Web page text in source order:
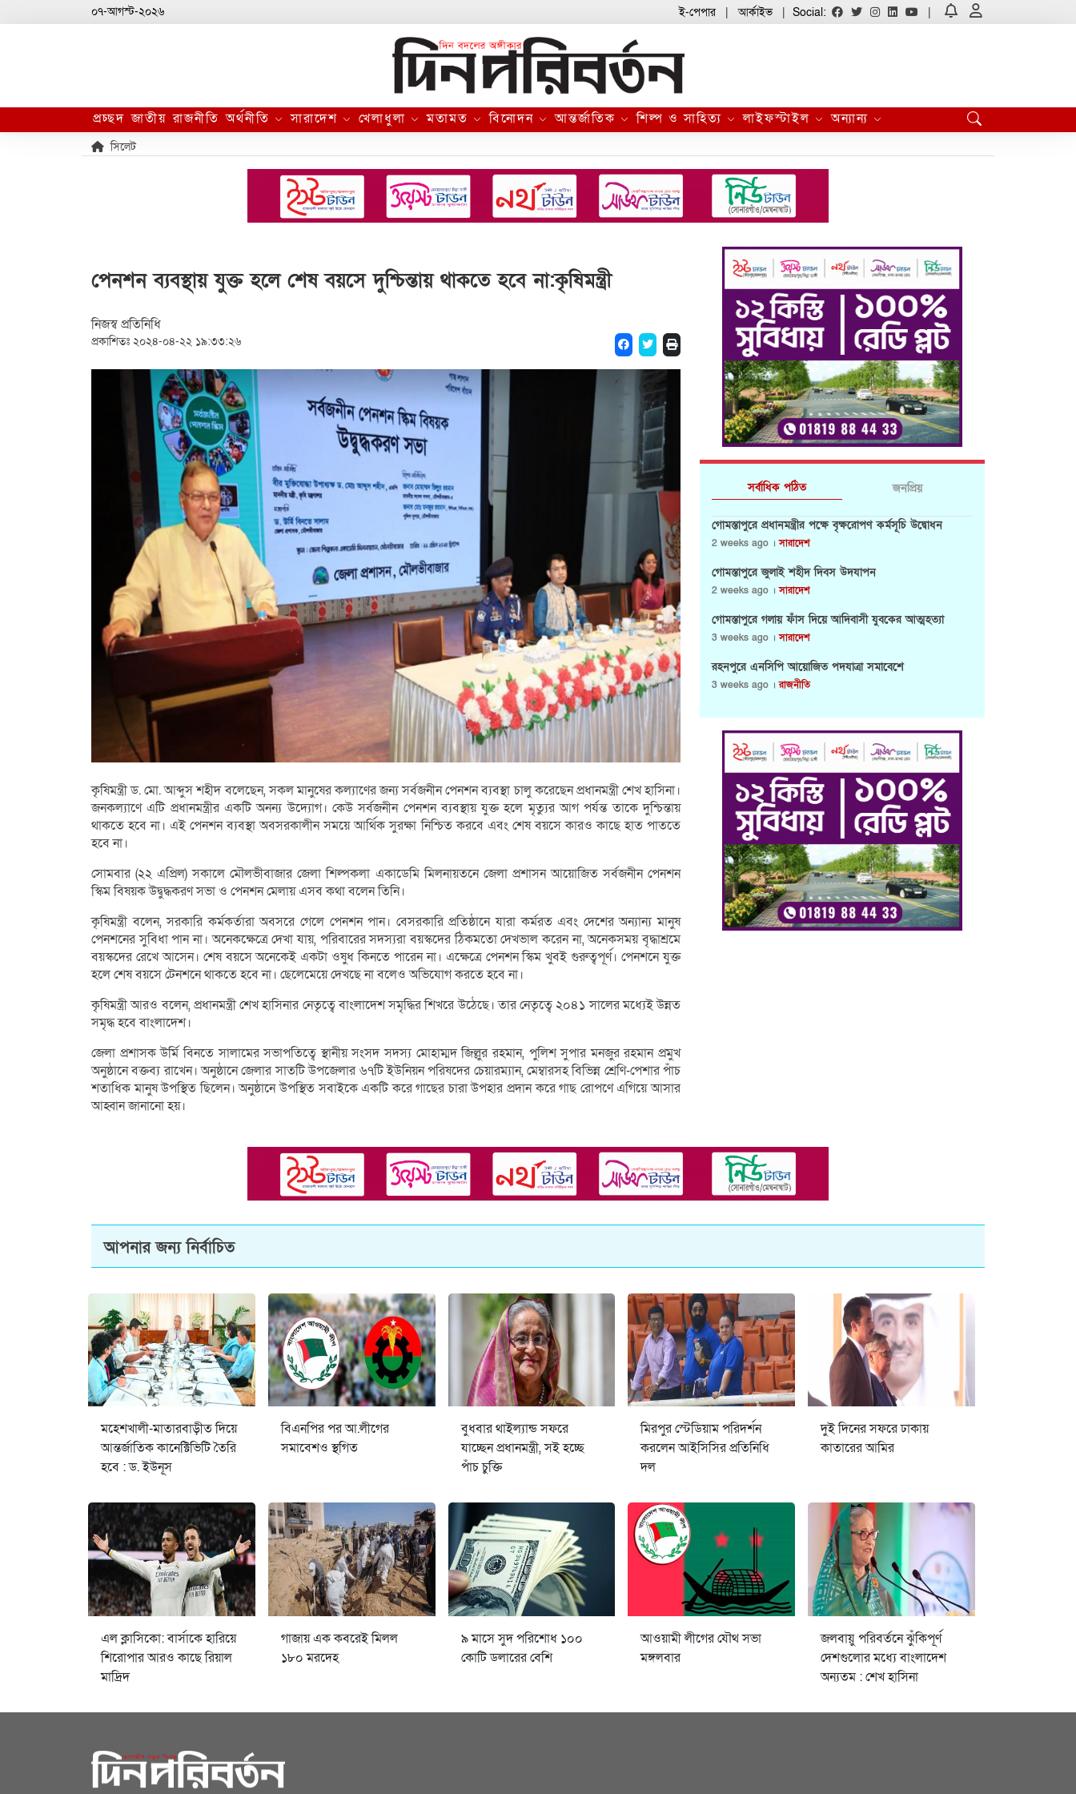
০৭-আগস্ট-২০২৬ ই-পেপার আর্কাইভ Social:
প্রচ্ছদ জাতীয় রাজনীতি অর্থনীতি সারাদেশ খেলাধুলা মতামত বিনোদন আন্তর্জাতিক শিল্প ও সাহিত্য লাইফস্টাইল অন্যান্য
সিলেট
পেনশন ব্যবস্থায় যুক্ত হলে শেষ বয়সে দুশ্চিন্তায় থাকতে হবে না:কৃষিমন্ত্রী
নিজস্ব প্রতিনিধি
প্রকাশিতঃ ২০২৪-০৪-২২ ১৯:৩৩:২৬
কৃষিমন্ত্রী ড. মো. আব্দুস শহীদ বলেছেন, সকল মানুষের কল্যাণের জন্য সর্বজনীন পেনশন ব্যবস্থা চালু করেছেন প্রধানমন্ত্রী শেখ হাসিনা।
জনকল্যাণে এটি প্রধানমন্ত্রীর একটি অনন্য উদ্যোগ। কেউ সর্বজনীন পেনশন ব্যবস্থায় যুক্ত হলে মৃত্যুর আগ পর্যন্ত তাকে দুশ্চিন্তায়
থাকতে হবে না। এই পেনশন ব্যবস্থা অবসরকালীন সময়ে আর্থিক সুরক্ষা নিশ্চিত করবে এবং শেষ বয়সে কারও কাছে হাত পাততে
হবে না।
সোমবার (২২ এপ্রিল) সকালে মৌলভীবাজার জেলা শিল্পকলা একাডেমি মিলনায়তনে জেলা প্রশাসন আয়োজিত সর্বজনীন পেনশন
স্কিম বিষয়ক উদ্বুদ্ধকরণ সভা ও পেনশন মেলায় এসব কথা বলেন তিনি।
কৃষিমন্ত্রী বলেন, সরকারি কর্মকর্তারা অবসরে গেলে পেনশন পান। বেসরকারি প্রতিষ্ঠানে যারা কর্মরত এবং দেশের অন্যান্য মানুষ
পেনশনের সুবিধা পান না। অনেকক্ষেত্রে দেখা যায়, পরিবারের সদস্যরা বয়স্কদের ঠিকমতো দেখভাল করেন না, অনেকসময় বৃদ্ধাশ্রমে
বয়স্কদের রেখে আসেন। শেষ বয়সে অনেকেই একটা ওষুধ কিনতে পারেন না। এক্ষেত্রে পেনশন স্কিম খুবই গুরুত্বপূর্ণ। পেনশনে যুক্ত
হলে শেষ বয়সে টেনশনে থাকতে হবে না। ছেলেমেয়ে দেখছে না বলেও অভিযোগ করতে হবে না।
কৃষিমন্ত্রী আরও বলেন, প্রধানমন্ত্রী শেখ হাসিনার নেতৃত্বে বাংলাদেশ সমৃদ্ধির শিখরে উঠেছে। তার নেতৃত্বে ২০৪১ সালের মধ্যেই উন্নত
সমৃদ্ধ হবে বাংলাদেশ।
জেলা প্রশাসক উর্মি বিনতে সালামের সভাপতিত্বে স্থানীয় সংসদ সদস্য মোহাম্মদ জিল্লুর রহমান, পুলিশ সুপার মনজুর রহমান প্রমুখ
অনুষ্ঠানে বক্তব্য রাখেন। অনুষ্ঠানে জেলার সাতটি উপজেলার ৬৭টি ইউনিয়ন পরিষদের চেয়ারম্যান, মেম্বারসহ বিভিন্ন শ্রেণি-পেশার পাঁচ
শতাধিক মানুষ উপস্থিত ছিলেন। অনুষ্ঠানে উপস্থিত সবাইকে একটি করে গাছের চারা উপহার প্রদান করে গাছ রোপণে এগিয়ে আসার
আহ্বান জানানো হয়।
সর্বাধিক পঠিত জনপ্রিয়
গোমস্তাপুরে প্রধানমন্ত্রীর পক্ষে বৃক্ষরোপণ কর্মসূচি উদ্বোধন
2 weeks ago ।সারাদেশ
গোমস্তাপুরে জুলাই শহীদ দিবস উদযাপন
2 weeks ago ।সারাদেশ
গোমস্তাপুরে গলায় ফাঁস দিয়ে আদিবাসী যুবকের আত্মহত্যা
3 weeks ago ।সারাদেশ
রহনপুরে এনসিপি আয়োজিত পদযাত্রা সমাবেশে
3 weeks ago ।রাজনীতি
আপনার জন্য নির্বাচিত
মহেশখালী-মাতারবাড়ীত দিয়ে
আন্তর্জাতিক কানেক্টিভিটি তৈরি
হবে : ড. ইউনূস
বিএনপির পর আ.লীগের
সমাবেশও স্থগিত
বুধবার থাইল্যান্ড সফরে
যাচ্ছেন প্রধানমন্ত্রী, সই হচ্ছে
পাঁচ চুক্তি
মিরপুর স্টেডিয়াম পরিদর্শন
করলেন আইসিসির প্রতিনিধি
দল
দুই দিনের সফরে ঢাকায়
কাতারের আমির
এল ক্লাসিকো: বার্সাকে হারিয়ে
শিরোপার আরও কাছে রিয়াল
মাদ্রিদ
গাজায় এক কবরেই মিলল
১৮০ মরদেহ
৯ মাসে সুদ পরিশোধ ১০০
কোটি ডলারের বেশি
আওয়ামী লীগের যৌথ সভা
মঙ্গলবার
জলবায়ু পরিবর্তনে ঝুঁকিপূর্ণ
দেশগুলোর মধ্যে বাংলাদেশ
অন্যতম : শেখ হাসিনা